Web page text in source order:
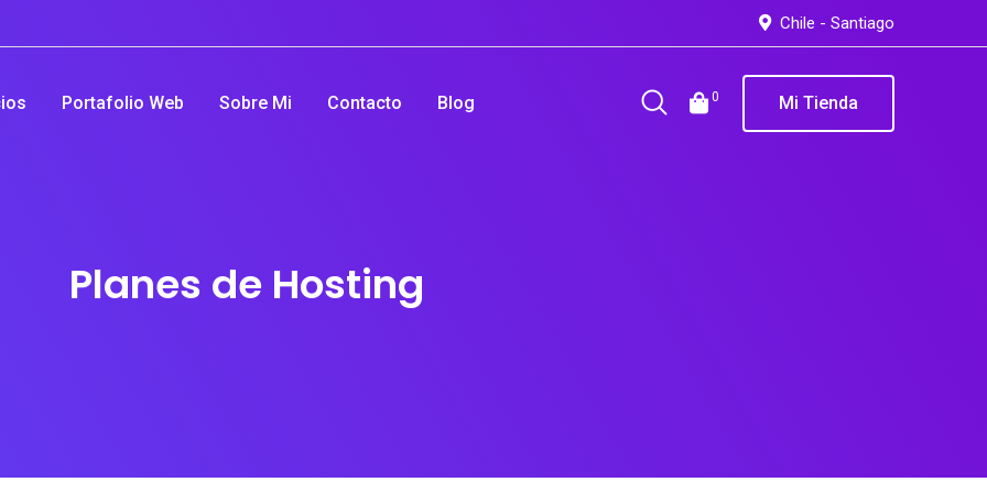
Chile - Santiago
Portafolio Web Sobre Mi Contacto Blog 0 Mi Tienda
Planes de Hosting